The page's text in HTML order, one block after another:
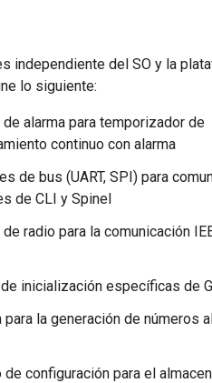
independiente del SO y la
lo siguiente:
alarma para temporizador de
continuo con alarma
de bus (UART, SPI) para
de CLI y Spinel
radio para la comunicación
inicialización específicas de
para la generación de números
de configuración para el